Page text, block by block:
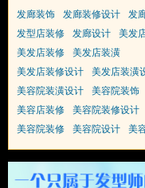
发廊装饰 发廊装修设计
发
发型店装修
发廊设计
美发
美发店装修
美发店装潢
美发店装修设计
美发店装潢
美容院装潢设计
美容院装饰
美容店装修
美容院装修设计
美容院装修
美容院设计 美